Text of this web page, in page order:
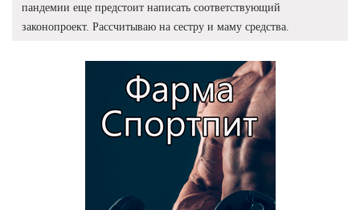
пандемии еще предстоит написать соответствующий
законопроект. Рассчитываю на сестру и маму средства.